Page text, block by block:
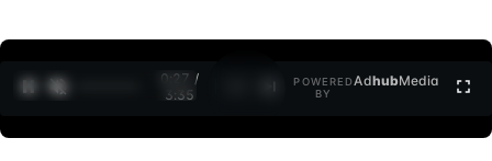
0:27 /
3:35
POWERED
BY
AdhubMedia